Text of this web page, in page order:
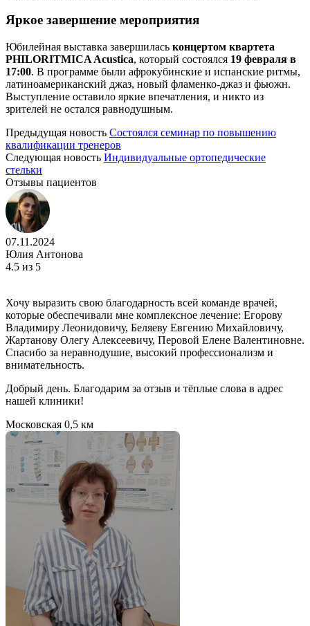
Яркое завершение мероприятия
Юбилейная выставка завершилась концертом квартета
PHILORITMICA Acustica, который состоялся 19 февраля в
17:00. В программе были афрокубинские и испанские ритмы,
латиноамериканский джаз, новый фламенко-джаз и фьюжн.
Выступление оставило яркие впечатления, и никто из
зрителей не остался равнодушным.
Предыдущая новость Состоялся семинар по повышению
квалификации тренеров
Следующая новость Индивидуальные ортопедические
стельки
Отзывы пациентов
07.11.2024
Юлия Антонова
4.5 из 5
Хочу выразить свою благодарность всей команде врачей,
которые обеспечивали мне комплексное лечение: Егорову
Владимиру Леонидовичу, Беляеву Евгению Михайловичу,
Жартанову Олегу Алексеевичу, Перовой Елене Валентиновне.
Спасибо за неравнодушие, высокий профессионализм и
внимательность.
Добрый день. Благодарим за отзыв и тёплые слова в адрес
нашей клиники!
Московская 0,5 км